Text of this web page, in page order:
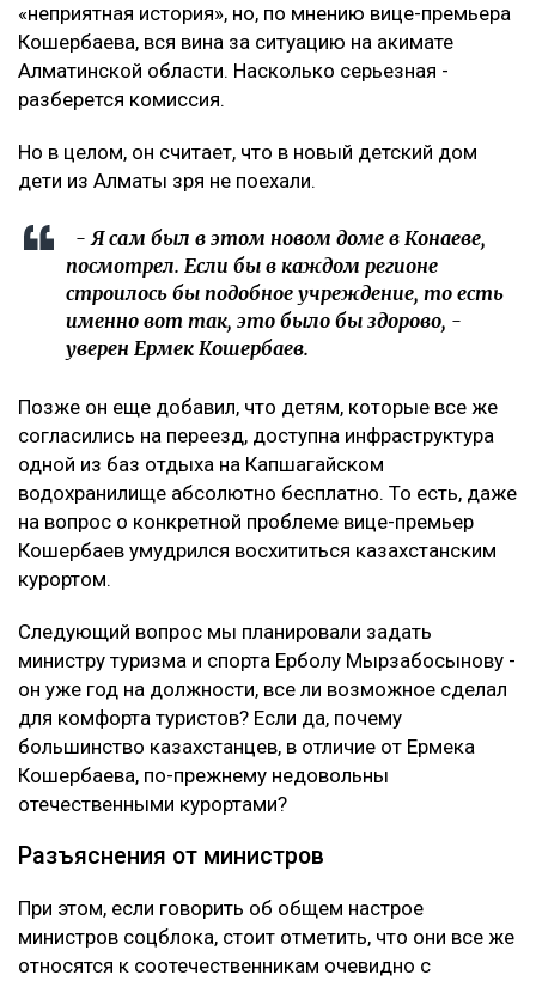
«неприятная история», но, по мнению вице-премьера
Кошербаева, вся вина за ситуацию на акимате
Алматинской области. Насколько серьезная -
разберется комиссия.
Но в целом, он считает, что в новый детский дом
дети из Алматы зря не поехали.
- Я сам был в этом новом доме в Конаеве,
посмотрел. Если бы в каждом регионе
строилось бы подобное учреждение, то есть
именно вот так, это было бы здорово, -
уверен Ермек Кошербаев.
Позже он еще добавил, что детям, которые все же
согласились на переезд, доступна инфраструктура
одной из баз отдыха на Капшагайском
водохранилище абсолютно бесплатно. То есть, даже
на вопрос о конкретной проблеме вице-премьер
Кошербаев умудрился восхититься казахстанским
курортом.
Следующий вопрос мы планировали задать
министру туризма и спорта Ерболу Мырзабосынову -
он уже год на должности, все ли возможное сделал
для комфорта туристов? Если да, почему
большинство казахстанцев, в отличие от Ермека
Кошербаева, по-прежнему недовольны
отечественными курортами?
Разъяснения от министров
При этом, если говорить об общем настрое
министров соцблока, стоит отметить, что они все же
относятся к соотечественникам очевидно с